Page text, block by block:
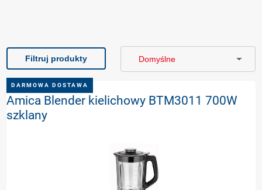
Filtruj produkty
Amica Blender kielichowy BTM3011 700W
szklany
DARMOWA DOSTAWA